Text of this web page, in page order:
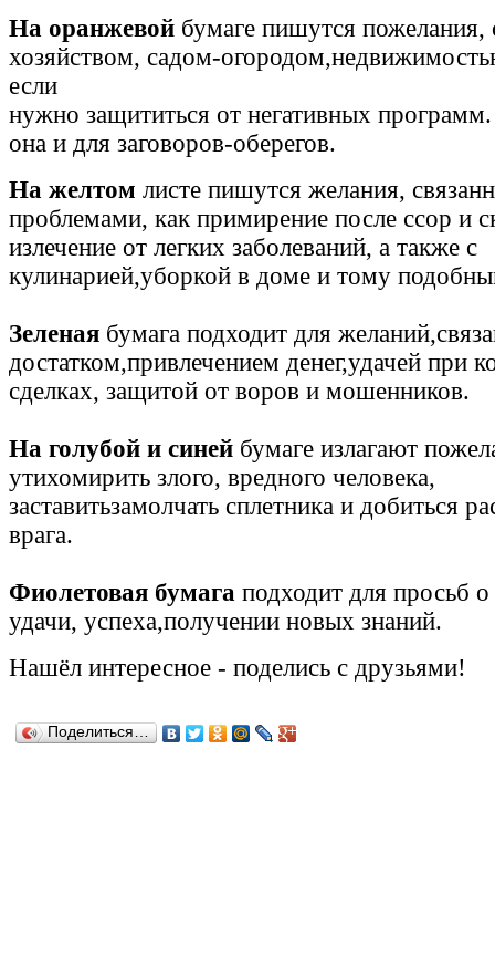
На оранжевой бумаге пишутся пожелания,
хозяйством, садом-
если
нужно защититься от негативных
она и для заговоров-оберегов.
На желтом листе пишутся желания,
проблемами, как примирение после ссор и
излечение от легких заболеваний, а также с
кулинарией,уборкой в доме и тому
Зеленая бумага подходит для
достатком,привлечением денег,удачей при
сделках, защитой от воров и мошенников.
На голубой и синей бумаге излагают
утихомирить злого, вредного человека,
заставитьзамолчать сплетника и добиться
врага.
Фиолетовая бумага подходит для просьб
удачи, успеха,получении новых знаний.
Нашёл интересное - поделись с друзьями!
Поделиться…